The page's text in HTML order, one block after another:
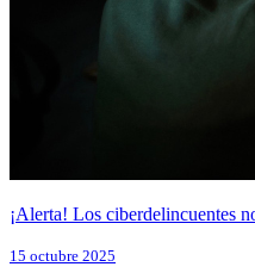
¡Alerta! Los ciberdelincuentes
15 octubre 2025